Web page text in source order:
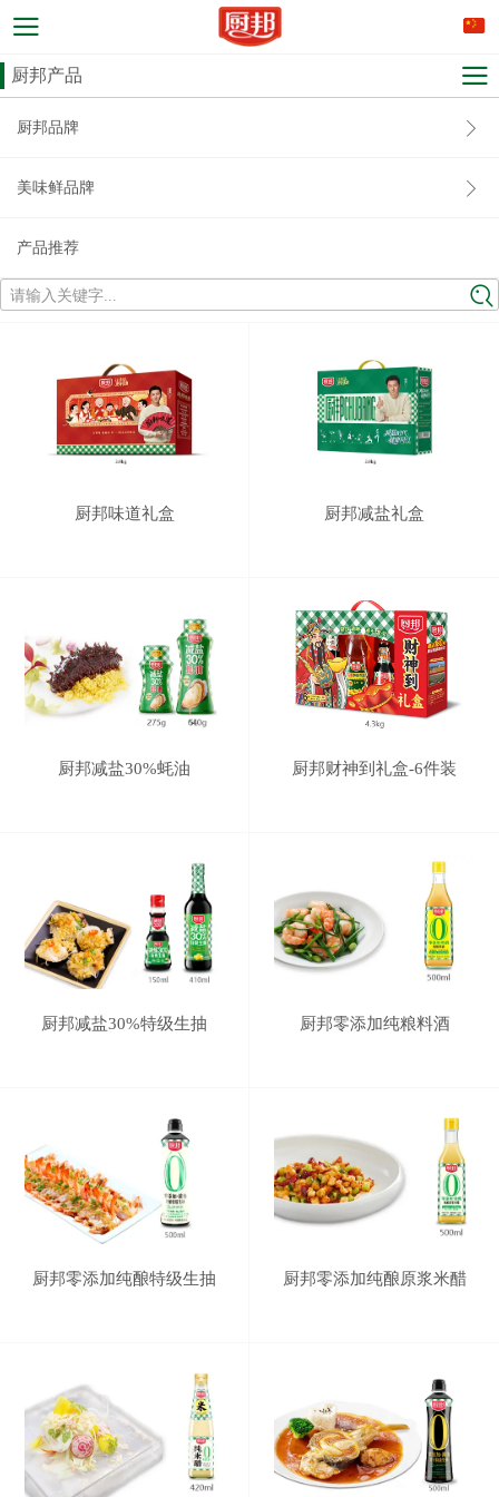
厨邦产品
厨邦品牌
美味鲜品牌
产品推荐
请输入关键字...
厨邦味道礼盒 厨邦减盐礼盒
厨邦减盐30%蚝油 厨邦财神到礼盒-6件装
厨邦减盐30%特级生抽 厨邦零添加纯粮料酒
厨邦零添加纯酿特级生抽 厨邦零添加纯酿原浆米醋